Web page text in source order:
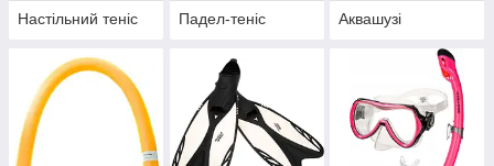
Настільний теніс Падел-теніс Аквашузі